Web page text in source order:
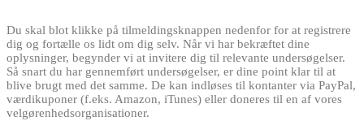
Du skal blot klikke på tilmeldingsknappen nedenfor for at registrere
dig og fortælle os lidt om dig selv. Når vi har bekræftet dine
oplysninger, begynder vi at invitere dig til relevante undersøgelser.
Så snart du har gennemført undersøgelser, er dine point klar til at
blive brugt med det samme. De kan indløses til kontanter via PayPal,
værdikuponer (f.eks. Amazon, iTunes) eller doneres til en af vores
velgørenhedsorganisationer.